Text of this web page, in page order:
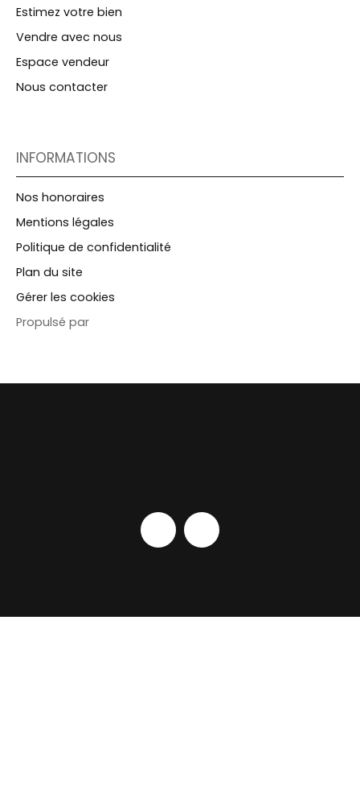
Estimez votre bien
Vendre avec nous
Espace vendeur
Nous contacter
INFORMATIONS
Nos honoraires
Mentions légales
Politique de confidentialité
Plan du site
Gérer les cookies
Propulsé par